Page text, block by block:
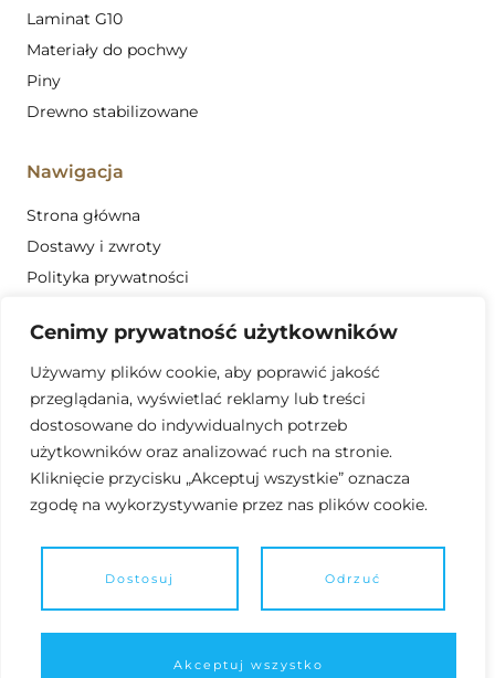
Cenimy prywatność użytkowników
Używamy plików cookie, aby poprawić jakość
przeglądania, wyświetlać reklamy lub treści
dostosowane do indywidualnych potrzeb
użytkowników oraz analizować ruch na stronie.
Kliknięcie przycisku „Akceptuj wszystkie” oznacza
zgodę na wykorzystywanie przez nas plików cookie.
Dostosuj Odrzuć
Akceptuj wszystko
Laminat G10
Materiały do pochwy
Piny
Drewno stabilizowane
Nawigacja
Strona główna
Dostawy i zwroty
Polityka prywatności
Obszar działalności
Kontakt
881 689 321
kniveswillow@gmail.com
©2024 Willow Knives | strona wykonana przez